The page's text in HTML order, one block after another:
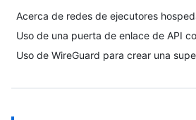
Acerca de redes de ejecutores
Uso de una puerta de enlace de API
Uso de WireGuard para crear una